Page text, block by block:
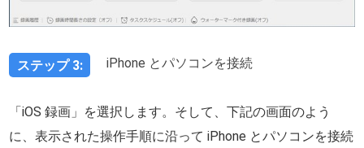
ステップ 3: iPhone とパソコンを接続
「iOS 録画」を選択します。そして、下記の画面のよう
に、表示された操作手順に沿って iPhone とパソコンを接続